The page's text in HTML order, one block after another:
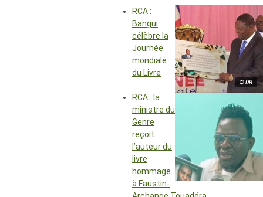
© DR
RCA :
Bangui
célèbre la
Journée
mondiale
du Livre
RCA : la
ministre du
Genre
reçoit
l’auteur du
livre
hommage
à Faustin-